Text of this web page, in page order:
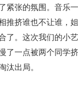
紧张的氛围。音乐
推挤谁也不让谁，
了。这次我们的小
了一点被两个同学
汰出局。